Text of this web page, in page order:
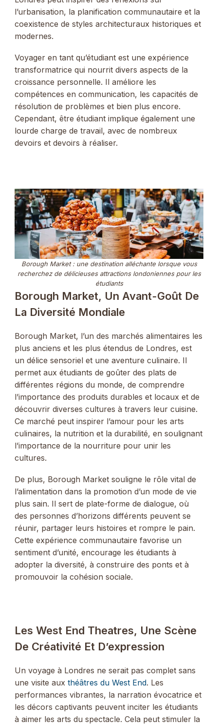
l’urbanisation, la planification communautaire et la
coexistence de styles architecturaux historiques et
modernes.
Voyager en tant qu’étudiant est une expérience
transformatrice qui nourrit divers aspects de la
croissance personnelle. Il améliore les
compétences en communication, les capacités de
résolution de problèmes et bien plus encore.
Cependant, être étudiant implique également une
lourde charge de travail, avec de nombreux
devoirs et devoirs à réaliser.
Borough Market : une destination alléchante lorsque vous
recherchez de délicieuses attractions londoniennes pour les
étudiants
Borough Market, Un Avant-Goût De
La Diversité Mondiale
Borough Market, l’un des marchés alimentaires les
plus anciens et les plus étendus de Londres, est
un délice sensoriel et une aventure culinaire. Il
permet aux étudiants de goûter des plats de
différentes régions du monde, de comprendre
l’importance des produits durables et locaux et de
découvrir diverses cultures à travers leur cuisine.
Ce marché peut inspirer l’amour pour les arts
culinaires, la nutrition et la durabilité, en soulignant
l’importance de la nourriture pour unir les
cultures.
De plus, Borough Market souligne le rôle vital de
l’alimentation dans la promotion d’un mode de vie
plus sain. Il sert de plate-forme de dialogue, où
des personnes d’horizons différents peuvent se
réunir, partager leurs histoires et rompre le pain.
Cette expérience communautaire favorise un
sentiment d’unité, encourage les étudiants à
adopter la diversité, à construire des ponts et à
promouvoir la cohésion sociale.
Les West End Theatres, Une Scène
De Créativité Et D’expression
Un voyage à Londres ne serait pas complet sans
une visite aux théâtres du West End. Les
performances vibrantes, la narration évocatrice et
les décors captivants peuvent inciter les étudiants
à aimer les arts du spectacle. Cela peut stimuler la